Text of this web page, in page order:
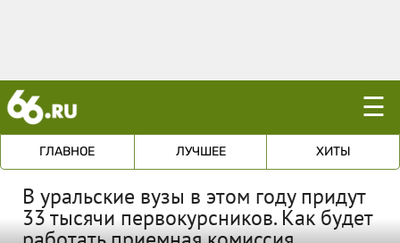
☰
ГЛАВНОЕ ЛУЧШЕЕ ХИТЫ
В уральские вузы в этом году придут
33 тысячи первокурсников. Как будет